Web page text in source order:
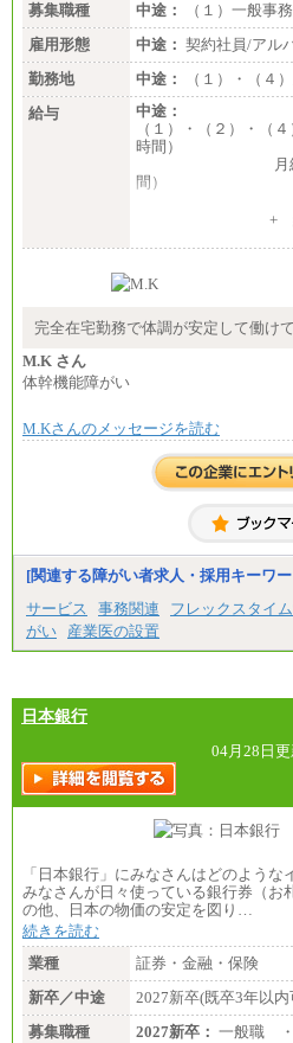
募集職種
中途：
（１）一般事
雇用形態
中途： 契約社員/アル
勤務地
中途：
（１）・（４
給与
中途：
（１）・（２）・（
時間）
月給191,000
間）
（３）月給191,000円
（５）月給147,800円
時給 1,226円（実
間額換算額）
・退職金相当手
ざいません。
+
完全在宅勤務で体調が安定して働け
M.K さん
体幹機能障がい
M.Kさんのメッセージを読む
[関連する障がい者求人・採用キーワ
サービス
事務関連 フレックスタイ
がい
産業医の設置
日本銀行
04月28日
「日本銀行」にみなさんはどのような
みなさんが日々使っている銀行券（お
の他、日本の物価の安定を図り…
続きを読む
業種
証券・金融・保険
新卒／中途
2027新卒(既卒3年以内
募集職種
2027新卒： 一般職